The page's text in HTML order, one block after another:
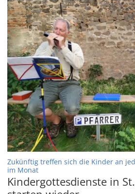
Zukünftig treffen sich die Kinder an
im Monat:
Kindergottesdienste in